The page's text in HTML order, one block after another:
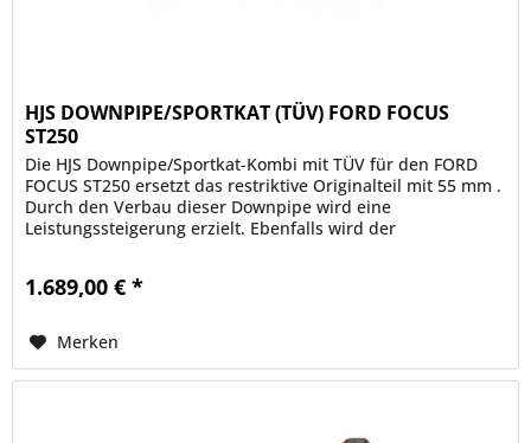
HJS DOWNPIPE/SPORTKAT (TÜV) FORD FOCUS
ST250
Die HJS Downpipe/Sportkat-Kombi mit TÜV für den FORD
FOCUS ST250 ersetzt das restriktive Originalteil mit 55 mm .
Durch den Verbau dieser Downpipe wird eine
Leistungssteigerung erzielt. Ebenfalls wird der
1.689,00 € *
Merken